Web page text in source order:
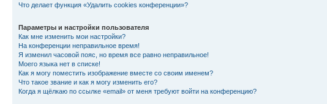
Что делает функция «Удалить cookies конференции»?
Параметры и настройки пользователя
Как мне изменить мои настройки?
На конференции неправильное время!
Я изменил часовой пояс, но время все равно неправильное!
Моего языка нет в списке!
Как я могу поместить изображение вместе со своим именем?
Что такое звание и как я могу изменить его?
Когда я щёлкаю по ссылке «email» от меня требуют войти на конференцию?